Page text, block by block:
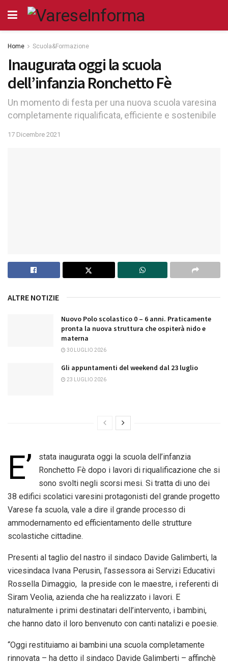
Home Scuola&Formazione
Inaugurata oggi la scuola
dell’infanzia Ronchetto Fè
Un momento di festa per una nuova scuola varesina
completamente riqualificata, efficiente e sostenibile
17 Dicembre 2021
ALTRE NOTIZIE
Nuovo Polo scolastico 0 – 6 anni. Praticamente
pronta la nuova struttura che ospiterà nido e
materna
30 LUGLIO 2026
Gli appuntamenti del weekend dal 23 luglio
23 LUGLIO 2026
E’ stata inaugurata oggila scuola dell’infanzia
Ronchetto Fè dopo i lavori di riqualificazione che si
sono svolti negli scorsi mesi. Si tratta di uno dei
38 edifici scolatici varesini protagonisti del grande progetto
Varese fa scuola, vale a dire il grande processo di
ammodernamento ed efficientamento delle strutture
scolastiche cittadine.
Presenti al taglio del nastro il sindaco Davide Galimberti, la
vicesindaca Ivana Perusin, l’assessora ai Servizi Educativi
Rossella Dimaggio, la preside con le maestre, i referenti di
Siram Veolia, azienda che ha realizzato i lavori. E
naturalmente i primi destinatari dell’intervento, i bambini,
che hanno dato il loro benvenuto con canti natalizi e poesie.
“Oggi restituiamo ai bambini una scuola completamente
rinnovata – ha detto il sindaco Davide Galimberti – affinchè